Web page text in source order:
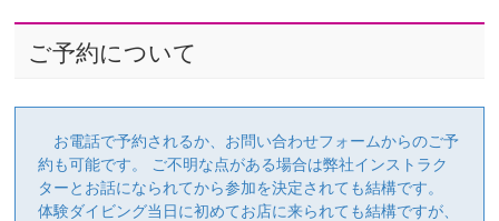
ご予約について
お電話で予約されるか、お問い合わせフォームからのご予
約も可能です。 ご不明な点がある場合は弊社インストラク
ターとお話になられてから参加を決定されても結構です。
体験ダイビング当日に初めてお店に来られても結構ですが、